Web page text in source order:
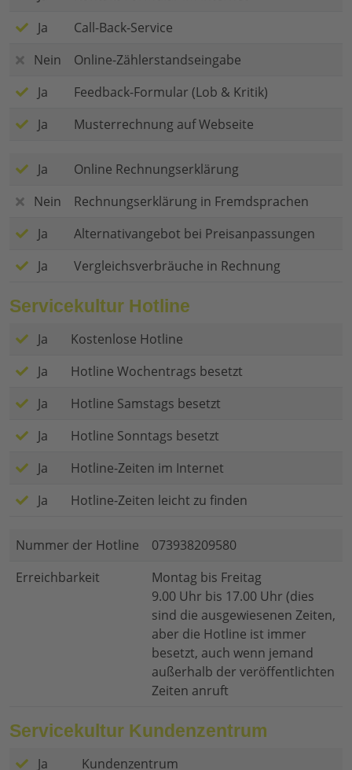
Ja
Call-Back-Service
Nein
Online-Zählerstandseingabe
Ja
Feedback-Formular (Lob & Kritik)
Ja
Musterrechnung auf Webseite
Ja
Online Rechnungserklärung
Nein
Rechnungserklärung in Fremdsprachen
Ja
Alternativangebot bei Preisanpassungen
Ja
Vergleichsverbräuche in Rechnung
Servicekultur Hotline
Ja
Kostenlose Hotline
Ja
Hotline Wochentrags besetzt
Ja
Hotline Samstags besetzt
Ja
Hotline Sonntags besetzt
Ja
Hotline-Zeiten im Internet
Ja
Hotline-Zeiten leicht zu finden
Nummer der Hotline
073938209580
Erreichbarkeit
Montag bis Freitag
9.00 Uhr bis 17.00 Uhr (dies
sind die ausgewiesenen Zeiten,
aber die Hotline ist immer
besetzt, auch wenn jemand
außerhalb der veröffentlichten
Zeiten anruft
Servicekultur Kundenzentrum
Ja Kundenzentrum